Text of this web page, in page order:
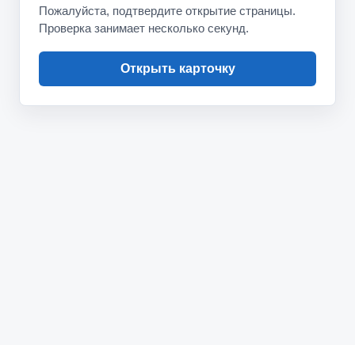
Пожалуйста, подтвердите открытие страницы.
Проверка занимает несколько секунд.
Открыть карточку